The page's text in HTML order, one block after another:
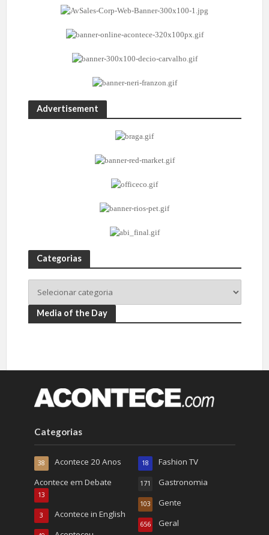
Advertisement
Categorias
Media of the Day
Categorias
Acontece 20 Anos
38
Acontece em Debate
13
Acontece in English
3
Fashion TV
18
Gastronomia
171
Gente
103
Geral
656